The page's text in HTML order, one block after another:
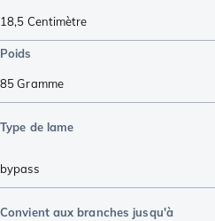
18,5 Centimètre
Poids
85Gramme
Type de lame
bypass
Convient aux branches jusqu'à